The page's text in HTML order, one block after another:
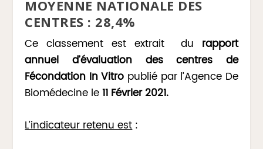
MOYENNE NATIONALE DES
CENTRES : 28,4%
Ce classement est extrait du rapport
annuel d’évaluation des centres de
Fécondation In Vitro publié par l’Agence De
Biomédecine le11 Février 2021.
L’indicateur retenu est: